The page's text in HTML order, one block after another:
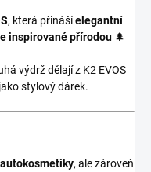
, která přinášíelegantní
inspirované přírodou 🌲
výdrž dělají z K2 EVOS
stylový dárek.
, ale zároveň